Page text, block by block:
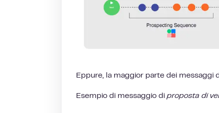
Eppure, la maggior parte dei messaggi
Esempio di messaggio di proposta di